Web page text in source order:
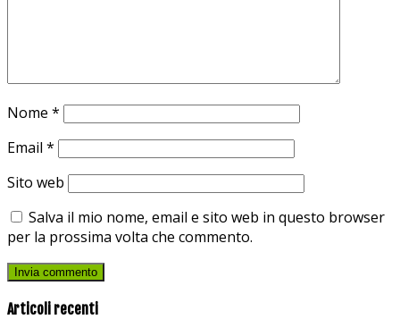
Nome *
Email *
Sito web
Salva il mio nome, email e sito web in questo browser
per la prossima volta che commento.
Articoli recenti